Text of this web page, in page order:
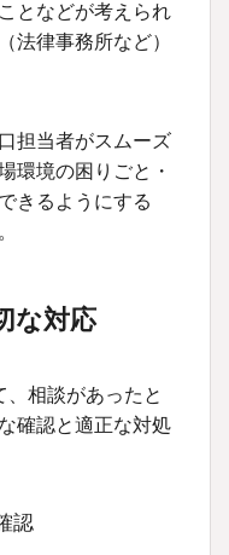
となどが考えられ
法律事務所など）
担当者がスムーズ
環境の困りごと・
きるようにする
な対応
相談があったと
確認と適正な対処
認